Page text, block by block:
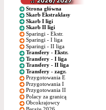
Strona główna
Skarb Ekstraklasy
Skarb I ligi
Skarb II ligi
Sparingi - Ekstr.
Sparingi - I liga
Sparingi - II liga
Transfery - Ekstr.
Transfery - I liga
Transfery - II liga
Transfery - zagr.
Przygotowania E
Przygotowania I
Przygotowania II
Polacy za granicą
Obcokrajowcy
Baraże 2026